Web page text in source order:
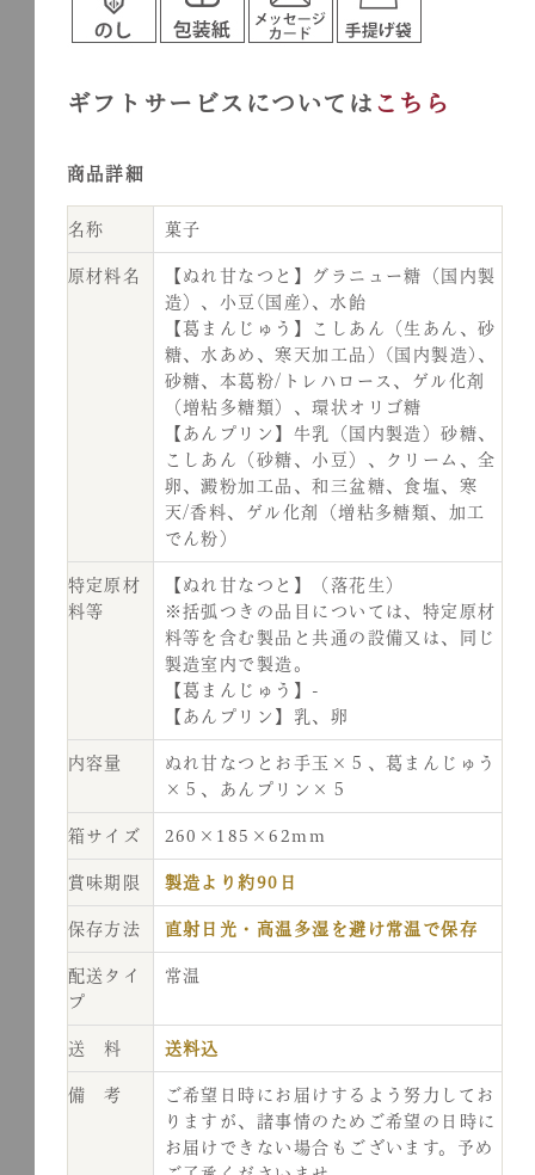
ギフトサービスについては こちら
商品詳細
名称 菓子
原材料名
【ぬれ甘なつと】グラニュー糖（国内製
造）、小豆(国産)、水飴
【葛まんじゅう】こしあん（生あん、砂
糖、水あめ、寒天加工品）(国内製造)、
砂糖、本葛粉/トレハロース、ゲル化剤
（増粘多糖類）、環状オリゴ糖
【あんプリン】牛乳（国内製造）砂糖、
こしあん（砂糖、小豆）、クリーム、全
卵、澱粉加工品、和三盆糖、食塩、寒
天/香料、ゲル化剤（増粘多糖類、加工
でん粉）
特定原材
料等
【ぬれ甘なつと】（落花生）
※括弧つきの品目については、特定原材
料等を含む製品と共通の設備又は、同じ
製造室内で製造。
【葛まんじゅう】-
【あんプリン】乳、卵
内容量
ぬれ甘なつとお手玉×５、葛まんじゅう
×５、あんプリン×５
箱サイズ 260×185×62mm
賞味期限 製造より約90日
保存方法 直射日光・高温多湿を避け常温で保存
配送タイ
プ
常温
送 料 送料込
備 考
ご希望日時にお届けするよう努力してお
りますが、諸事情のためご希望の日時に
お届けできない場合もございます。予め